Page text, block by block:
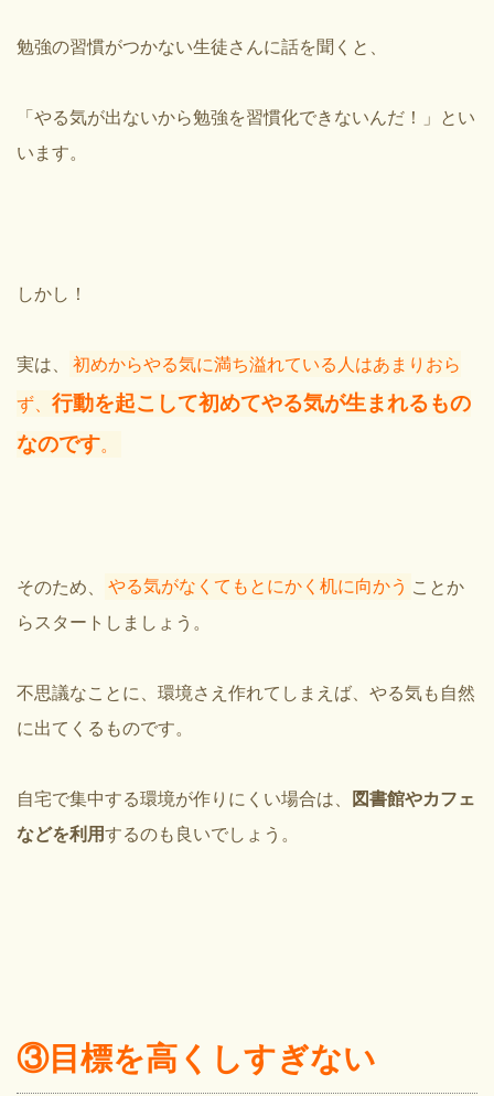
勉強の習慣がつかない生徒さんに話を聞くと、
「やる気が出ないから勉強を習慣化できないんだ！」とい
います。
しかし！
実は、 初めからやる気に満ち溢れている人はあまりおら
ず、 行動を起こして初めてやる気が生まれるもの
なのです。
そのため、 やる気がなくてもとにかく机に向かう ことか
らスタートしましょう。
不思議なことに、環境さえ作れてしまえば、やる気も自然
に出てくるものです。
自宅で集中する環境が作りにくい場合は、
図書館やカフェ
などを利用するのも良いでしょう。
③目標を高くしすぎない